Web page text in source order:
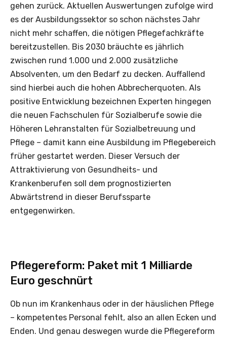
gehen zurück. Aktuellen Auswertungen zufolge wird
es der Ausbildungssektor so schon nächstes Jahr
nicht mehr schaffen, die nötigen Pflegefachkräfte
bereitzustellen. Bis 2030 bräuchte es jährlich
zwischen rund 1.000 und 2.000 zusätzliche
Absolventen, um den Bedarf zu decken. Auffallend
sind hierbei auch die hohen Abbrecherquoten. Als
positive Entwicklung bezeichnen Experten hingegen
die neuen Fachschulen für Sozialberufe sowie die
Höheren Lehranstalten für Sozialbetreuung und
Pflege – damit kann eine Ausbildung im Pflegebereich
früher gestartet werden. Dieser Versuch der
Attraktivierung von Gesundheits- und
Krankenberufen soll dem prognostizierten
Abwärtstrend in dieser Berufssparte
entgegenwirken.
Pflegereform: Paket mit 1 Milliarde
Euro geschnürt
Ob nun im Krankenhaus oder in der häuslichen Pflege
– kompetentes Personal fehlt, also an allen Ecken und
Enden. Und genau deswegen wurde die Pflegereform